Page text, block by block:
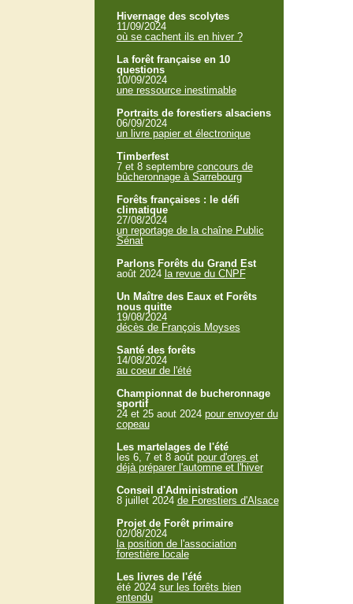
Hivernage des scolytes
11/09/2024
où se cachent ils en hiver ?
La forêt française en 10
questions
10/09/2024
une ressource inestimable
Portraits de forestiers alsaciens
06/09/2024
un livre papier et électronique
Timberfest
7 et 8 septembre concours de
bûcheronnage à Sarrebourg
Forêts françaises : le défi
climatique
27/08/2024
un reportage de la chaîne Public
Sénat
Parlons Forêts du Grand Est
août 2024 la revue du CNPF
Un Maître des Eaux et Forêts
nous quitte
19/08/2024
décès de François Moyses
Santé des forêts
14/08/2024
au coeur de l'été
Championnat de bucheronnage
sportif
24 et 25 aout 2024 pour envoyer du
copeau
Les martelages de l'été
les 6, 7 et 8 août pour d'ores et
déjà préparer l'automne et l'hiver
Conseil d'Administration
8 juillet 2024 de Forestiers d'Alsace
Projet de Forêt primaire
02/08/2024
la position de l'association
forestière locale
Les livres de l'été
été 2024 sur les forêts bien
entendu